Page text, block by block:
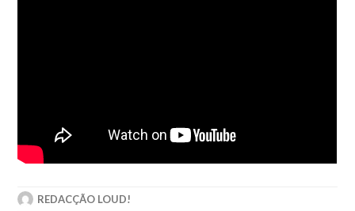
REDACÇÃO LOUD!